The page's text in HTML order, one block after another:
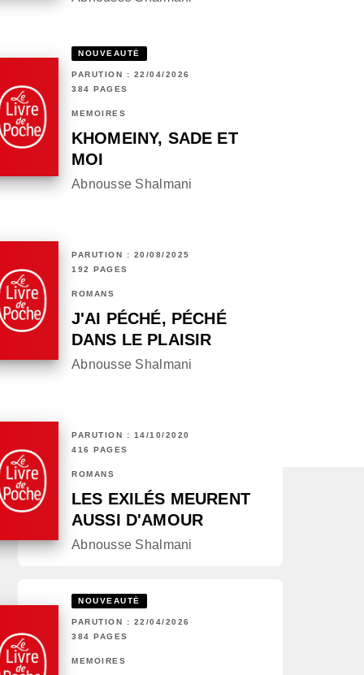
NOUVEAUTÉ
PARUTION : 22/04/2026
384 PAGES
MÉMOIRES
KHOMEINY, SADE ET
MOI
Abnousse Shalmani
PARUTION : 20/08/2025
192 PAGES
ROMANS
J'AI PÉCHÉ, PÉCHÉ
DANS LE PLAISIR
Abnousse Shalmani
PARUTION : 14/10/2020
416 PAGES
ROMANS
LES EXILÉS MEURENT
AUSSI D'AMOUR
Abnousse Shalmani
NOUVEAUTÉ
PARUTION : 22/04/2026
384 PAGES
MÉMOIRES